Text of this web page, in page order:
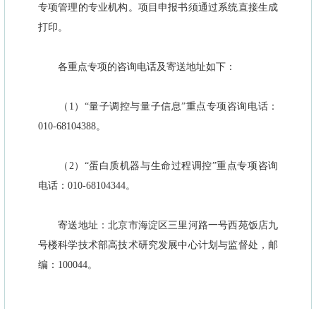
专项管理的专业机构。项目申报书须通过系统直接生成
打印。
各重点专项的咨询电话及寄送地址如下：
（1）“量子调控与量子信息”重点专项咨询电话：
010-68104388。
（2）“蛋白质机器与生命过程调控”重点专项咨询
电话：010-68104344。
寄送地址：北京市海淀区三里河路一号西苑饭店九
号楼科学技术部高技术研究发展中心计划与监督处，邮
编：100044。